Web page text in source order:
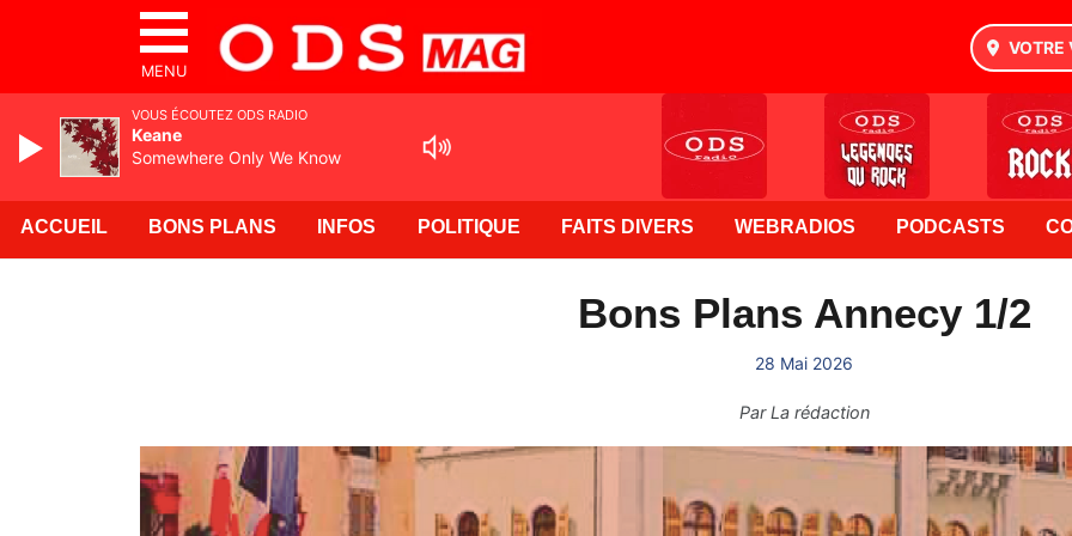
MENU
VOTRE
ACCUEIL BONS PLANS INFOS POLITIQUE FAITS DIVERS WEBRADIOS PODCASTS
Bons Plans Annecy 1/2
28 Mai 2026
ParLa rédaction
VOUS ÉCOUTEZ ODS RADIO
Keane
Somewhere Only We Know